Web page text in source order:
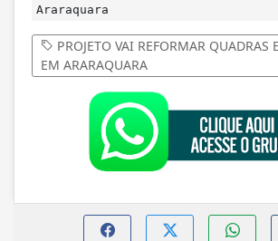
Araraquara
PROJETO VAI REFORMAR QUADRAS
EM ARARAQUARA